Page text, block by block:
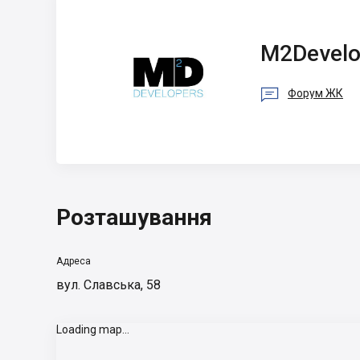
 Форум ЖК
Розташування
Адреса
вул. Славська, 58
Loading map...